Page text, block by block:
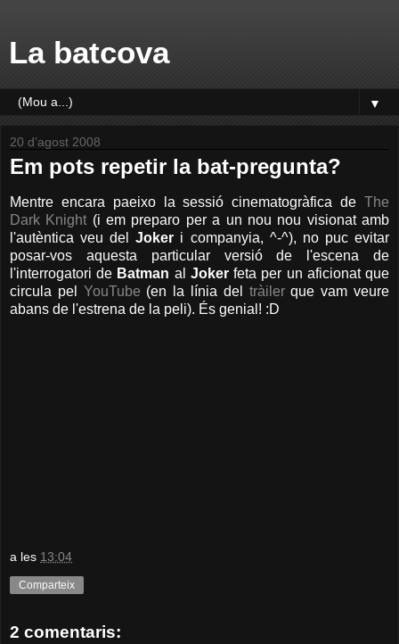
La batcova
▼
20 d’agost 2008
Em pots repetir la bat-pregunta?
Mentre encara paeixo la sessió cinematogràfica de The
Dark Knight (i em preparo per a un nou nou visionat amb
l'autèntica veu delJoker i companyia, ^-^), no puc evitar
posar-vos aquesta particular versió de l'escena de
l'interrogatori de Batman al Jokerfeta per un aficionat que
circula pel YouTube (en la línia del tràilerque vam veure
abans de l'estrena de la peli). És genial! :D
a les 13:04
Comparteix
2 comentaris: